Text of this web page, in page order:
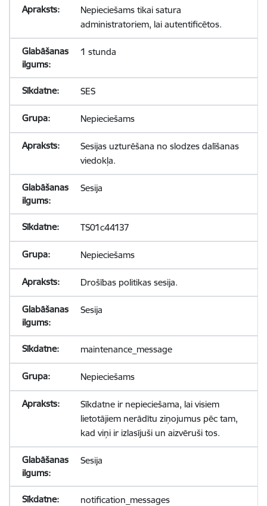
Nepieciešams tikai satura
administratoriem, lai autentificētos.
1 stunda
SES
Nepieciešams
Sesijas uzturēšana no slodzes dalīšanas
viedokļa.
Sesija
TS01c44137
Nepieciešams
Drošības politikas sesija.
Sesija
maintenance_message
Nepieciešams
Sīkdatne ir nepieciešama, lai visiem
lietotājiem nerādītu ziņojumus pēc tam,
kad viņi ir izlasījuši un aizvēruši tos.
Sesija
notification_messages